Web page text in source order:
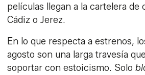
películas llegan a la cartelera de
Cádiz o Jerez.
En lo que respecta a estrenos,
agosto son una larga travesía
soportar con estoicismo. Solo